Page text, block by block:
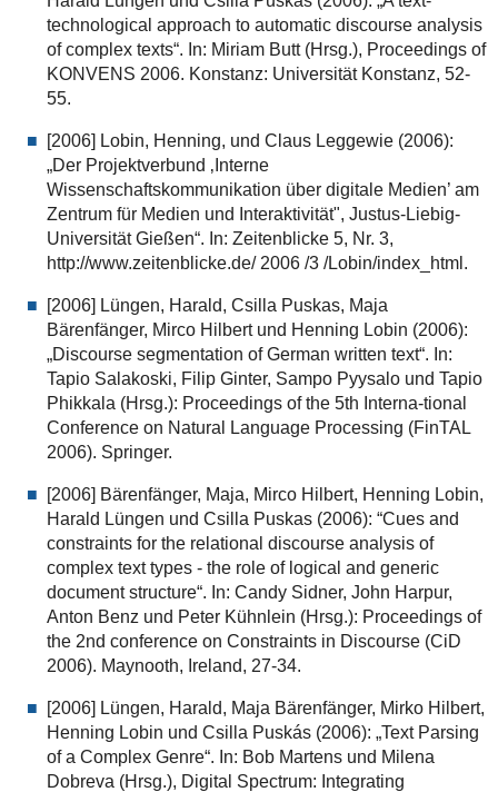
technological approach to automatic discourse analysis
of complex texts“. In: Miriam Butt (Hrsg.), Proceedings of
KONVENS 2006. Konstanz: Universität Konstanz, 52-
55.
[2006] Lobin, Henning, und Claus Leggewie (2006):
„Der Projektverbund ‚Interne
Wissenschaftskommunikation über digitale Medien’ am
Zentrum für Medien und Interaktivität", Justus-Liebig-
Universität Gießen“. In: Zeitenblicke 5, Nr. 3,
http://www.zeitenblicke.de/ 2006 /3 /Lobin/index_html.
[2006] Lüngen, Harald, Csilla Puskas, Maja
Bärenfänger, Mirco Hilbert und Henning Lobin (2006):
„Discourse segmentation of German written text“. In:
Tapio Salakoski, Filip Ginter, Sampo Pyysalo und Tapio
Phikkala (Hrsg.): Proceedings of the 5th Interna-tional
Conference on Natural Language Processing (FinTAL
2006). Springer.
[2006] Bärenfänger, Maja, Mirco Hilbert, Henning Lobin,
Harald Lüngen und Csilla Puskas (2006): “Cues and
constraints for the relational discourse analysis of
complex text types - the role of logical and generic
document structure“. In: Candy Sidner, John Harpur,
Anton Benz und Peter Kühnlein (Hrsg.): Proceedings of
the 2nd conference on Constraints in Discourse (CiD
2006). Maynooth, Ireland, 27-34.
[2006] Lüngen, Harald, Maja Bärenfänger, Mirko Hilbert,
Henning Lobin und Csilla Puskás (2006): „Text Parsing
of a Complex Genre“. In: Bob Martens und Milena
Dobreva (Hrsg.), Digital Spectrum: Integrating